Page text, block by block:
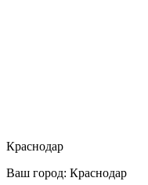
Краснодар
Ваш город: Краснодар